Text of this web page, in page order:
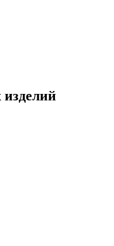
изделий